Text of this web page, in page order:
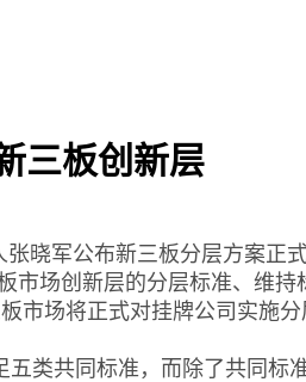
三板创新层
军公布新三板分层方案正
场创新层的分层标准、维
市场将正式对挂牌公司实施分
类共同标准，而除了共同标